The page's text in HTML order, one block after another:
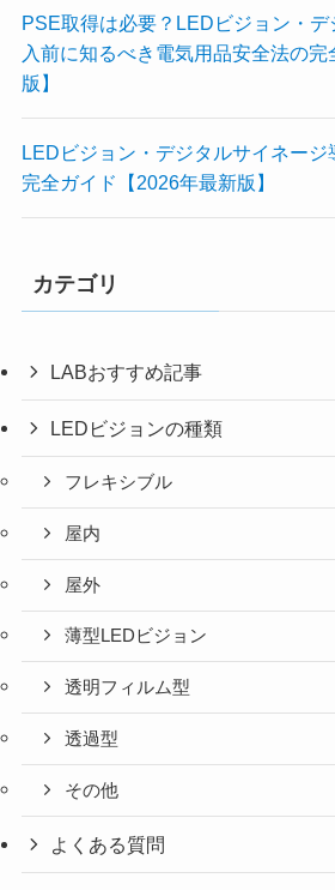
PSE取得は必要？LEDビジョン・
入前に知るべき電気用品安全法の
版】
LEDビジョン・デジタルサイネージ
完全ガイド【2026年最新版】
カテゴリ
LABおすすめ記事
LEDビジョンの種類
フレキシブル
屋内
屋外
薄型LEDビジョン
透明フィルム型
透過型
その他
よくある質問